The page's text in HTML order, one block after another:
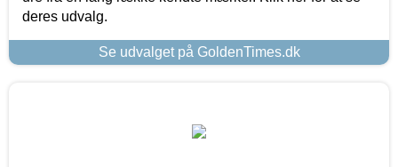
deres udvalg.
Se udvalget på GoldenTimes.dk